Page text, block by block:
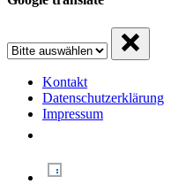
Kontakt
Datenschutzerklärung
Impressum